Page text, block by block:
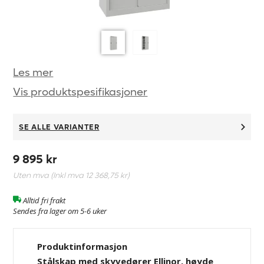
Les mer
Vis produktspesifikasjoner
SE ALLE VARIANTER
9 895 kr
Uten mva (Inkl mva 12 368,75 kr)
Alltid fri frakt
Sendes fra lager om 5-6 uker
Produktinformasjon
Stålskap med skyvedører Ellinor, høyde